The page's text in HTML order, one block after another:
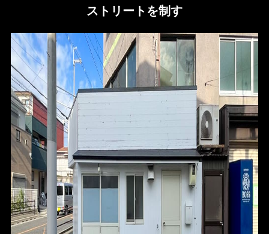
ストリートを制す